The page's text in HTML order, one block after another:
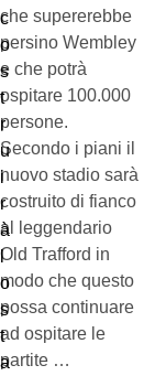
che supererebbe
persino Wembley
e che potrà
ospitare 100.000
persone.
Secondo i piani il
nuovo stadio sarà
costruito di fianco
al leggendario
Old Trafford in
modo che questo
possa continuare
ad ospitare le
partite …